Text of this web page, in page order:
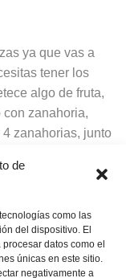
de
como las
del dispositivo. El
datos como el
únicas en este sitio.
negativamente a
ya que vas a
tener los
algo de fruta,
zanahoria,
zanahorias, junto
de las
!